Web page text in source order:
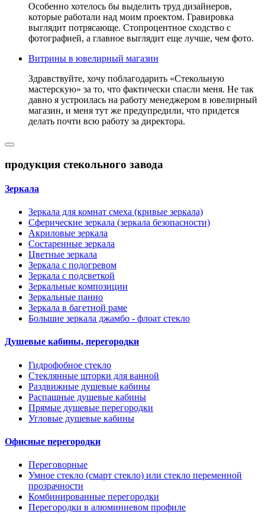
Особенно хотелось бы выделить труд дизайнеров,
которые работали над моим проектом. Гравировка
выглядит потрясающе. Стопроцентное сходство с
фотографией, а главное выглядит еще лучше, чем фото.
Витрины в ювелирный магазин
Здравствуйте, хочу поблагодарить «Стекольную
мастерскую» за то, что фактически спасли меня. Не так
давно я устроилась на работу менеджером в ювелирный
магазин, и меня тут же предупредили, что придется
делать почти всю работу за директора.
продукция стекольного завода
Зеркала
Зеркала для комнат смеха (кривые зеркала)
Сферические зеркала (зеркала безопасности)
Акриловые зеркала
Состаренные зеркала
Цветные зеркала
Зеркала с подогревом
Зеркала с подсветкой
Зеркальные композиции
Зеркальные панно
Зеркала в багетной раме
Большие зеркала джамбо - флоат стекло
Душевые кабины, перегородки
Гидрофобное стекло
Стеклянные шторки для ванной
Раздвижные душевые кабины
Распашные душевые кабины
Прямые душевые перегородки
Угловые душевые кабины
Офисные перегородки
Переговорные
Умное стекло (смарт стекло) или стекло переменной
прозрачности
Комбинированные перегородки
Перегородки в алюминиевом профиле